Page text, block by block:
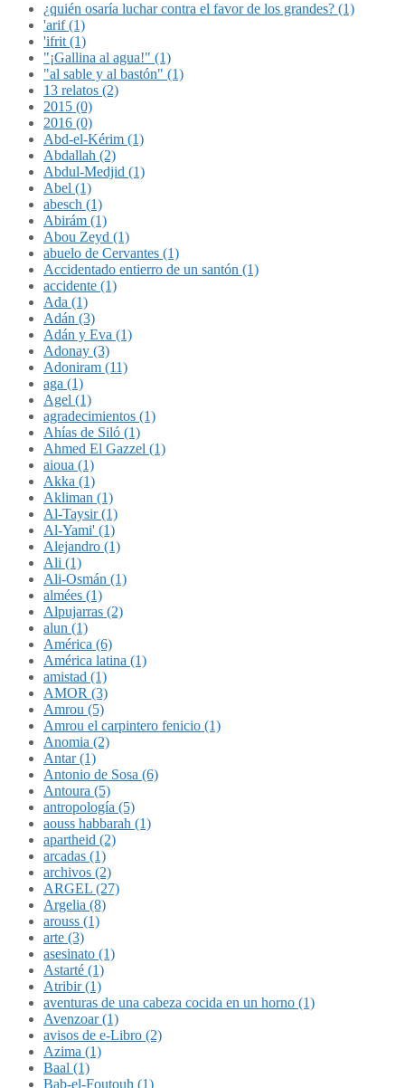
¿quién osaría luchar contra el favor de los grandes? (1)
'arif (1)
'ifrit (1)
"¡Gallina al agua!" (1)
"al sable y al bastón" (1)
13 relatos (2)
2015 (0)
2016 (0)
Abd-el-Kérim (1)
Abdallah (2)
Abdul-Medjid (1)
Abel (1)
abesch (1)
Abirám (1)
Abou Zeyd (1)
abuelo de Cervantes (1)
Accidentado entierro de un santón (1)
accidente (1)
Ada (1)
Adán (3)
Adán y Eva (1)
Adonay (3)
Adoniram (11)
aga (1)
Agel (1)
agradecimientos (1)
Ahías de Siló (1)
Ahmed El Gazzel (1)
aioua (1)
Akka (1)
Akliman (1)
Al-Taysir (1)
Al-Yami' (1)
Alejandro (1)
Ali (1)
Ali-Osmán (1)
almées (1)
Alpujarras (2)
alun (1)
América (6)
América latina (1)
amistad (1)
AMOR (3)
Amrou (5)
Amrou el carpintero fenicio (1)
Anomia (2)
Antar (1)
Antonio de Sosa (6)
Antoura (5)
antropología (5)
aouss habbarah (1)
apartheid (2)
arcadas (1)
archivos (2)
ARGEL (27)
Argelia (8)
arouss (1)
arte (3)
asesinato (1)
Astarté (1)
Atribir (1)
aventuras de una cabeza cocida en un horno (1)
Avenzoar (1)
avisos de e-Libro (2)
Azima (1)
Baal (1)
Bab-el-Foutouh (1)